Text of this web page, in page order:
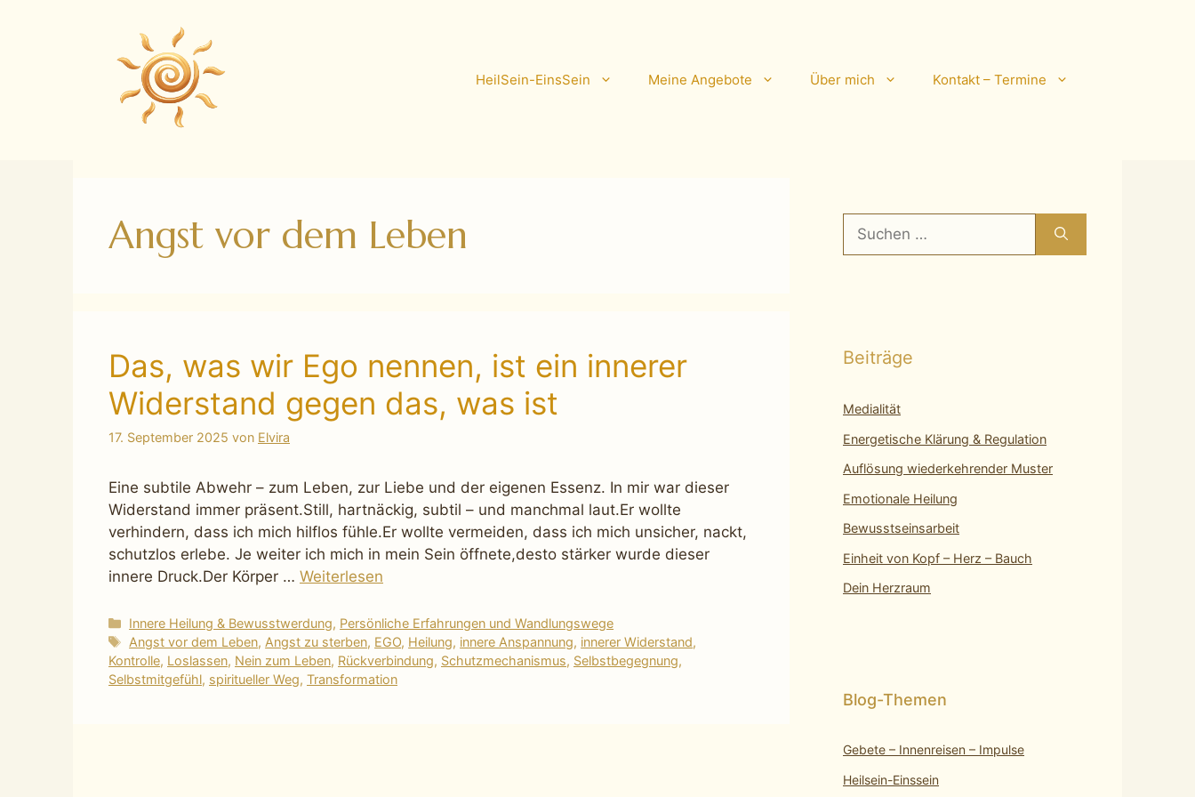
HeilSein-EinsSein Meine Angebote Über mich Kontakt – Termine
Angst vor dem Leben
Das, was wir Ego nennen, ist ein innerer
Widerstand gegen das, was ist
17. September 2025 von Elvira
Eine subtile Abwehr – zum Leben, zur Liebe und der eigenen Essenz. In mir war dieser
Widerstand immer präsent.Still, hartnäckig, subtil – und manchmal laut.Er wollte
verhindern, dass ich mich hilflos fühle.Er wollte vermeiden, dass ich mich unsicher, nackt,
schutzlos erlebe. Je weiter ich mich in mein Sein öffnete,desto stärker wurde dieser
innere Druck.Der Körper … Weiterlesen
Kategorien
Innere Heilung & Bewusstwerdung, Persönliche Erfahrungen und Wandlungswege
Schlagwörter
Angst vor dem Leben, Angst zu sterben, EGO, Heilung, innere Anspannung, innerer Widerstand,
Kontrolle, Loslassen, Nein zum Leben, Rückverbindung, Schutzmechanismus, Selbstbegegnung,
Selbstmitgefühl, spiritueller Weg, Transformation
Suchen
nach:
Beiträge
Medialität
Energetische Klärung & Regulation
Auflösung wiederkehrender Muster
Emotionale Heilung
Bewusstseinsarbeit
Einheit von Kopf – Herz – Bauch
Dein Herzraum
Gebete – Innenreisen – Impulse
Heilsein-Einssein